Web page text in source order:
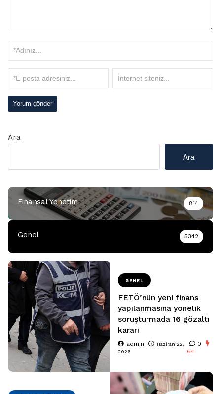
Ara
Ara
Finansal Yönetim 814
Genel 5342
GENEL
FETÖ’nün yeni finans
yapılanmasına yönelik
soruşturmada 16 gözaltı
kararı
admin
Haziran 22,
2026
0
64